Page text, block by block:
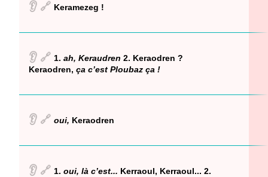
👂 🔗 Keramezeg !
👂 🔗 1. ah, Keraudren 2. Keraodren ?
Keraodren, ça c’est Ploubaz ça !
👂 🔗 oui, Keraodren
👂 🔗 1. oui, là c’est... Kerraoul, Kerraoul... 2.